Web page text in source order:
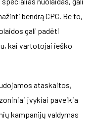
bendrą CPC. Be to,
gali padėti
kai vartotojai ieško
ataskaitos,
įvykiai paveikia
kampanijų valdymas